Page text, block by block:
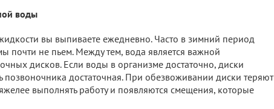
воды
вы выпиваете ежедневно. Часто в зимний период
почти не пьем. Между тем, вода является важной
дисков. Если воды в организме достаточно, диски
достаточная. При обезвоживании диски теряют
выполнять работу и появляются смещения, которые